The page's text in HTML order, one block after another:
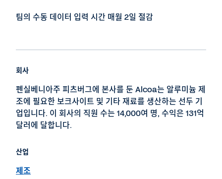
팀의 수동 데이터 입력 시간 매월 2일 절감
회사
펜실베니아주 피츠버그에 본사를 둔 Alcoa는 알루미늄 제
조에 필요한 보크사이트 및 기타 재료를 생산하는 선두 기
업입니다. 이 회사의 직원 수는 14,000여 명, 수익은 131억
달러에 달합니다.
산업
제조